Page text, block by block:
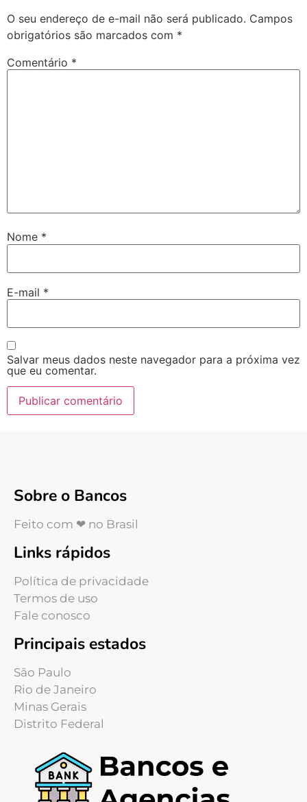
O seu endereço de e-mail não será publicado. Campos
obrigatórios são marcados com *
Comentário *
Nome *
E-mail *
Salvar meus dados neste navegador para a próxima vez
que eu comentar.
Sobre o Bancos
Feito com ❤ no Brasil
Links rápidos
Política de privacidade
Termos de uso
Fale conosco
Principais estados
São Paulo
Rio de Janeiro
Minas Gerais
Distrito Federal